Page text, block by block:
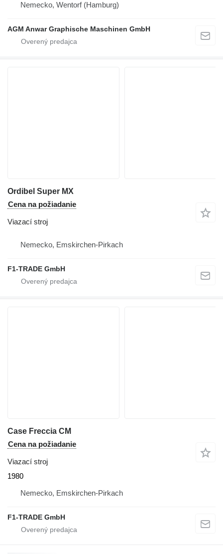
Nemecko, Wentorf (Hamburg)
AGM Anwar Graphische Maschinen GmbH
Ordibel Super MX
Cena na požiadanie
Viazací stroj
Nemecko, Emskirchen-Pirkach
F1-TRADE GmbH
Case Freccia CM
Cena na požiadanie
Viazací stroj
1980
Nemecko, Emskirchen-Pirkach
F1-TRADE GmbH